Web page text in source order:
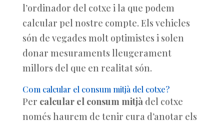
l’ordinador del cotxe i la que podem
calcular pel nostre compte. Els vehicles
són de vegades molt optimistes i solen
donar mesuraments lleugerament
millors del que en realitat són.
Com calcular el consum mitjà del cotxe?
Per calcular el consum mitjà del cotxe
només haurem de tenir cura d’anotar els